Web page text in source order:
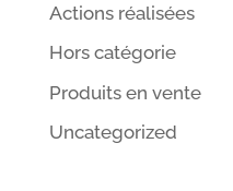
Actions réalisées
Hors catégorie
Produits en vente
Uncategorized